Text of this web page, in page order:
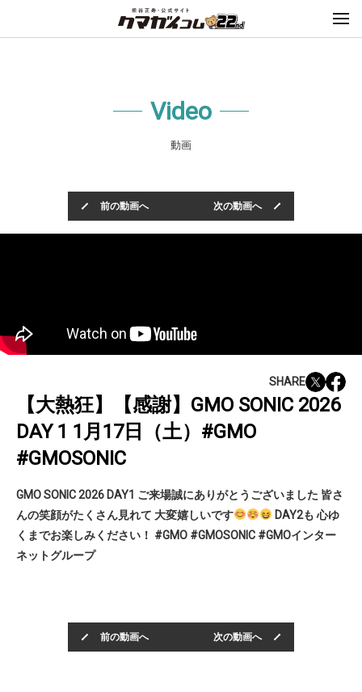
Video
動画
前の動画へ 次の動画へ
【大熱狂】【感謝】GMO SONIC 2026
DAY 1 1月17日（土）#GMO
#GMOSONIC
SHARE
GMO SONIC 2026 DAY1 ご来場誠にありがとうございました 皆さ
んの笑顔がたくさん見れて 大変嬉しいです
DAY2も 心ゆ
くまでお楽しみください！ #GMO #GMOSONIC #GMOインター
ネットグループ
前の動画へ 次の動画へ